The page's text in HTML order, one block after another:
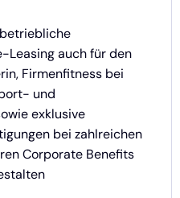
betriebliche
Leasing auch für den
Firmenfitness bei
und
exklusive
bei zahlreichen
Corporate Benefits